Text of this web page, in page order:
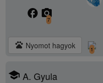
facebook camera_alt
7
pets Nyomot hagyok 1
school A. Gyula